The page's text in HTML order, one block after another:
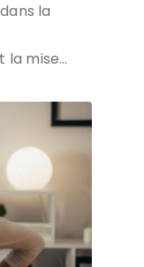
la
la mise…